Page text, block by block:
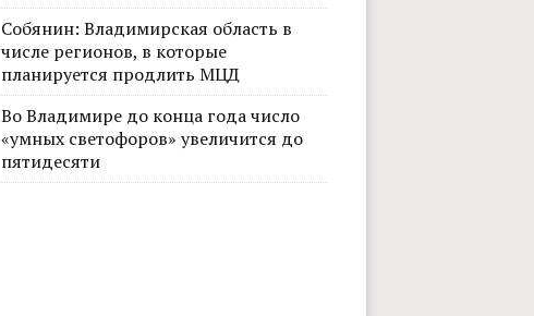
Собянин: Владимирская область в
числе регионов, в которые
планируется продлить МЦД
Во Владимире до конца года число
«умных светофоров» увеличится до
пятидесяти